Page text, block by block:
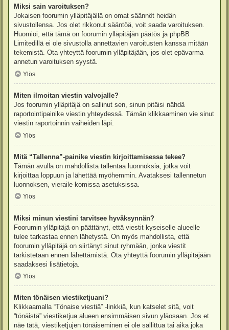
Miksi sain varoituksen?
Jokaisen foorumin ylläpitäjällä on omat säännöt heidän
sivustollensa. Jos olet rikkonut sääntöä, voit saada varoituksen.
Huomioi, että tämä on foorumin ylläpitäjän päätös ja phpBB
Limitedillä ei ole sivustolla annettavien varoitusten kanssa mitään
tekemistä. Ota yhteyttä foorumin ylläpitäjään, jos olet epävarma
annetun varoituksen syystä.
Ylös
Miten ilmoitan viestin valvojalle?
Jos foorumin ylläpitäjä on sallinut sen, sinun pitäisi nähdä
raportointipainike viestin yhteydessä. Tämän klikkaaminen vie sinut
viestin raportoinnin vaiheiden läpi.
Ylös
Mitä “Tallenna”-painike viestin kirjoittamisessa tekee?
Tämän avulla on mahdollista tallentaa luonnoksia, jotka voit
kirjoittaa loppuun ja lähettää myöhemmin. Avataksesi tallennetun
luonnoksen, vieraile komissa asetuksissa.
Ylös
Miksi minun viestini tarvitsee hyväksynnän?
Foorumin ylläpitäjä on päättänyt, että viestit kyseiselle alueelle
tulee tarkastaa ennen lähetystä. On myös mahdollista, että
foorumin ylläpitäjä on siirtänyt sinut ryhmään, jonka viestit
tarkistetaan ennen lähettämistä. Ota yhteyttä foorumin ylläpitäjään
saadaksesi lisätietoja.
Ylös
Miten tönäisen viestiketjuani?
Klikkaamalla “Tönaise viestiä” -linkkiä, kun katselet sitä, voit
“tönäistä” viestiketjua alueen ensimmäisen sivun yläosaan. Jos et
näe tätä, viestiketjujen tönäiseminen ei ole sallittua tai aika joka